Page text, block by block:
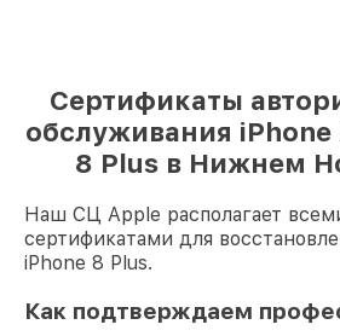
Сертификаты
обслуживания iPhone
8 Plus в Нижнем
Наш СЦ Apple располагает
сертификатами для
iPhone 8 Plus.
Как подтверждаем